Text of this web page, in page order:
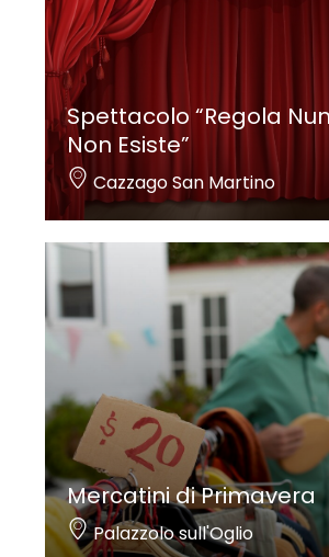
Spettacolo “Regola
Non Esiste”
Cazzago San Martino
Mercatini di Primavera
Palazzolo sull'Oglio